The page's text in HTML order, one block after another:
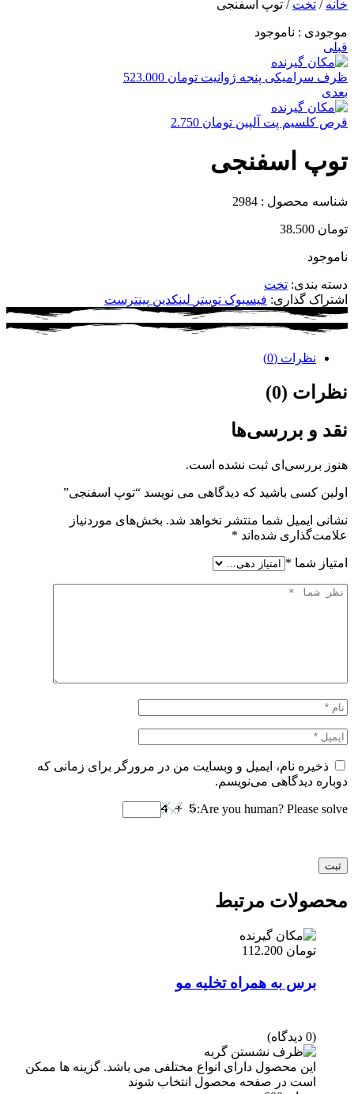
خانه / تخت / توپ اسفنجی
موجودی : ناموجود
قبلی
ظرف سرامیکی پنجه ژوانیت تومان
بعدی
قرص کلسیم پت آلپین تومان
توپ اسفنجی
شناسه محصول : 2984
تومان
ناموجود
دسته بندی: تخت
اشتراک گذاری: فیسبوک توییتر لینکدین پینترست
نظرات (0)
نظرات (0)
نقد و بررسی‌ها
هنوز بررسی‌ای ثبت نشده است.
اولین کسی باشید که دیدگاهی می نویسد “توپ اسفنجی”
نشانی ایمیل شما منتشر نخواهد شد. بخش‌های موردنیاز
علامت‌گذاری شده‌اند *
امتیاز شما *
ذخیره نام، ایمیل و وبسایت من در مرورگر برای زمانی که
دوباره دیدگاهی می‌نویسم.
Are you human? Please solve:
محصولات مرتبط
تومان
برس به همراه تخلیه مو
(0 دیدگاه)
این محصول دارای انواع مختلفی می باشد. گزینه ها ممکن
است در صفحه محصول انتخاب شوند